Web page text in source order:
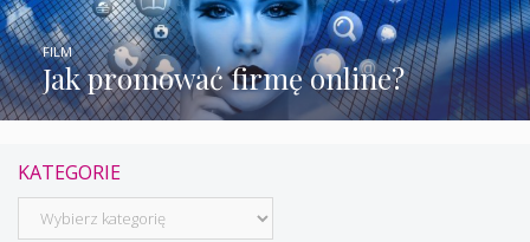
Jak promować firmę online?
FILM
KATEGORIE
Kategorie